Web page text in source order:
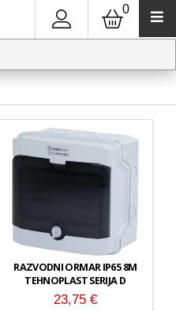
0
RAZVODNI ORMAR IP65 8M
TEHNOPLAST SERIJA D
23,75€